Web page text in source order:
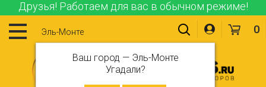
Друзья! Работаем для вас в обычном режиме!
Эль-Монте
Ваш город — Эль-Монте
Угадали?
0